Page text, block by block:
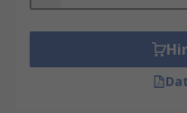
Zubehör wählt
Das von Ihnen gewählte
hängt von der